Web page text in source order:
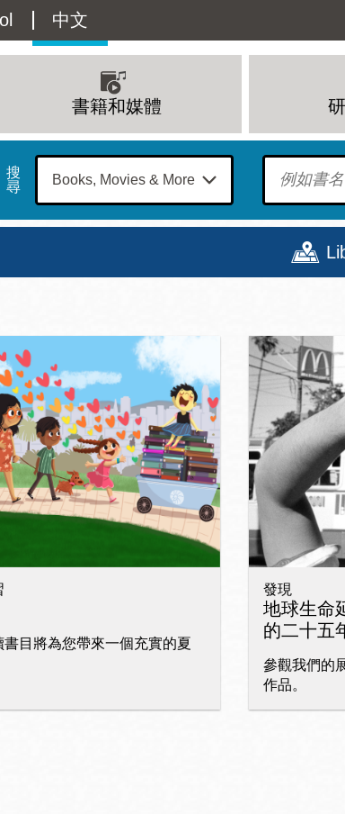
中文
navigation
書籍和媒體
搜
尋
To find?
- 6 下午
9 上午 - 6 下午
9 上午 - 8 下午
星期
9 上
Golden Gate
Valley 圖書分館
Ocean View
景區圖書分館
OMI 流動圖書
Park 圖書分
立圖書館主頁
目將為您帶來一個充實的夏
發現
地球生命
的二十五
參觀我們的
作品。